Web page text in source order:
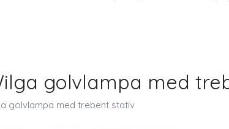
golvlampa med
golvlampa med trebent stativ